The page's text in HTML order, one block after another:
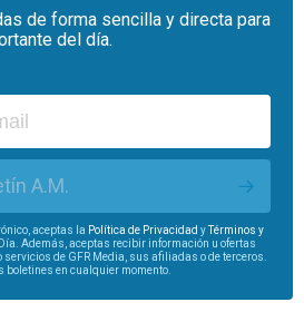
de forma sencilla y directa para
del día.
A.M.
aceptas la Política de Privacidad yTérminos y
Además, aceptas recibir información u ofertas
de GFR Media, sus afiliadas o de terceros.
boletines en cualquier momento.